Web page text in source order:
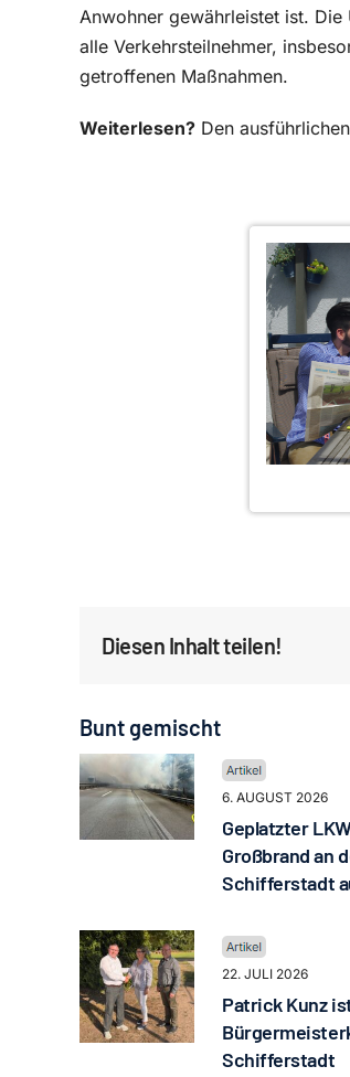
Anwohner gewährleistet ist.
alle Verkehrsteilnehmer,
getroffenen Maßnahmen.
Weiterlesen? Den
Diesen Inhalt teilen!
Bunt gemischt
6. AUGUST 2026
Geplatzter
Großbrand an
Schifferstadt
22. JULI 2026
Patrick Kunz
Schifferstadt